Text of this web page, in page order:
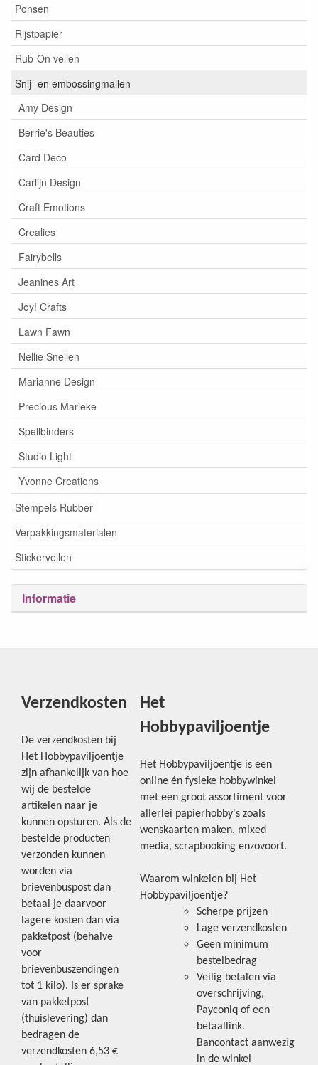
Ponsen
Rijstpapier
Rub-On vellen
Snij- en embossingmallen
Amy Design
Berrie's Beauties
Card Deco
Carlijn Design
Craft Emotions
Crealies
Fairybells
Jeanines Art
Joy! Crafts
Lawn Fawn
Nellie Snellen
Marianne Design
Precious Marieke
Spellbinders
Studio Light
Yvonne Creations
Stempels Rubber
Verpakkingsmaterialen
Stickervellen
Informatie
Verzendkosten
De verzendkosten bij
Het Hobbypaviljoentje
zijn afhankelijk van hoe
wij de bestelde
artikelen naar je
kunnen opsturen. Als de
bestelde producten
verzonden kunnen
worden via
brievenbuspost dan
betaal je daarvoor
lagere kosten dan via
pakketpost (behalve
voor
brievenbuszendingen
tot 1 kilo). Is er sprake
van pakketpost
(thuislevering) dan
bedragen de
verzendkosten 6,53 €
Het
Hobbypaviljoentje
Het Hobbypaviljoentje is een
online én fysieke hobbywinkel
met een groot assortiment voor
allerlei papierhobby's zoals
wenskaarten maken, mixed
media, scrapbooking enzovoort.
Waarom winkelen bij Het
Hobbypaviljoentje?
Scherpe prijzen
Lage verzendkosten
Geen minimum
bestelbedrag
Veilig betalen via
overschrijving,
Payconiq of een
betaallink.
Bancontact aanwezig
in de winkel